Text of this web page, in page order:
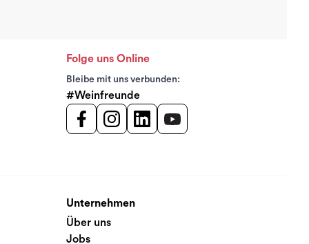
Folge uns Online
Bleibe mit uns verbunden:
#Weinfreunde
Unternehmen
Über uns
Jobs